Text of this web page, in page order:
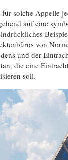
solche Appelle
auf eine
von
und der
die eine
soll.